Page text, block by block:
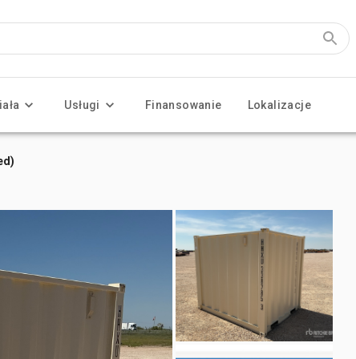
Usługi Finansowanie Lokalizacje